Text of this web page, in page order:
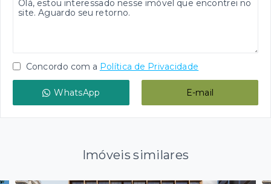
Concordo com a Política de Privacidade
WhatsApp E-mail
Imóveis similares